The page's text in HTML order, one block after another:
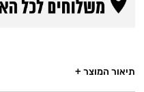
תיאור המוצר +